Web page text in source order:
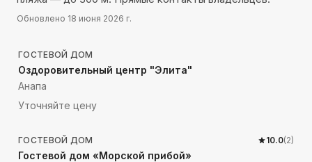
Обновлено 18 июня 2026 г.
136м до моря
ГОСТЕВОЙ ДОМ
Оздоровительный центр "Элита"
Анапа
Уточняйте цену
116м до моря
ГОСТЕВОЙ ДОМ 10.0(2)
Гостевой дом «Морской прибой»